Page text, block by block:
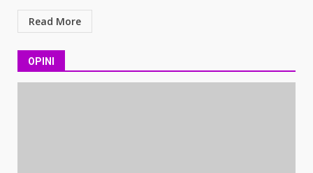
Read More
OPINI